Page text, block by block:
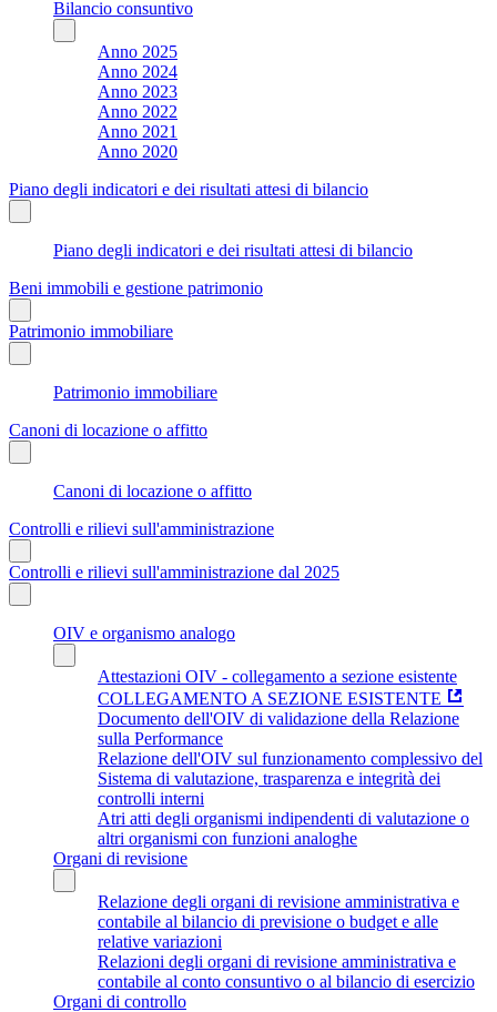
Bilancio consuntivo
Anno 2025
Anno 2024
Anno 2023
Anno 2022
Anno 2021
Anno 2020
Piano degli indicatori e dei risultati attesi di bilancio
Piano degli indicatori e dei risultati attesi di bilancio
Beni immobili e gestione patrimonio
Patrimonio immobiliare
Patrimonio immobiliare
Canoni di locazione o affitto
Canoni di locazione o affitto
Controlli e rilievi sull'amministrazione
Controlli e rilievi sull'amministrazione dal 2025
OIV e organismo analogo
Attestazioni OIV - collegamento a sezione esistente
COLLEGAMENTO A SEZIONE ESISTENTE
Documento dell'OIV di validazione della Relazione
sulla Performance
Relazione dell'OIV sul funzionamento complessivo del
Sistema di valutazione, trasparenza e integrità dei
controlli interni
Atri atti degli organismi indipendenti di valutazione o
altri organismi con funzioni analoghe
Organi di revisione
Relazione degli organi di revisione amministrativa e
contabile al bilancio di previsione o budget e alle
relative variazioni
Relazioni degli organi di revisione amministrativa e
contabile al conto consuntivo o al bilancio di esercizio
Organi di controllo